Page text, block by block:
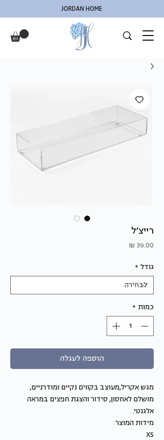
JORDAN HOME
רייצ׳ל
גודל *
כמות *
הוספה לעגלה
מגש אקריל,מעוצב בקווים נקיים ומודרניים,
מושלם לאחסון, סידור והצגת חפצים במראה
אלגנטי.
מידות המוצר
XS